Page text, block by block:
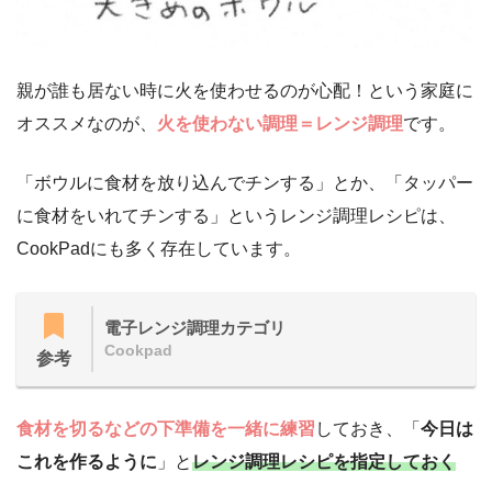
親が誰も居ない時に火を使わせるのが心配！という家庭に
オススメなのが、 火を使わない調理＝レンジ調理です。
「ボウルに食材を放り込んでチンする」とか、「タッパー
に食材をいれてチンする」というレンジ調理レシピは、
CookPadにも多く存在しています。
参考
電子レンジ調理カテゴリ
Cookpad
食材を切るなどの下準備を一緒に練習 しておき、「 今日は
これを作るように 」とレンジ調理レシピを指定しておく